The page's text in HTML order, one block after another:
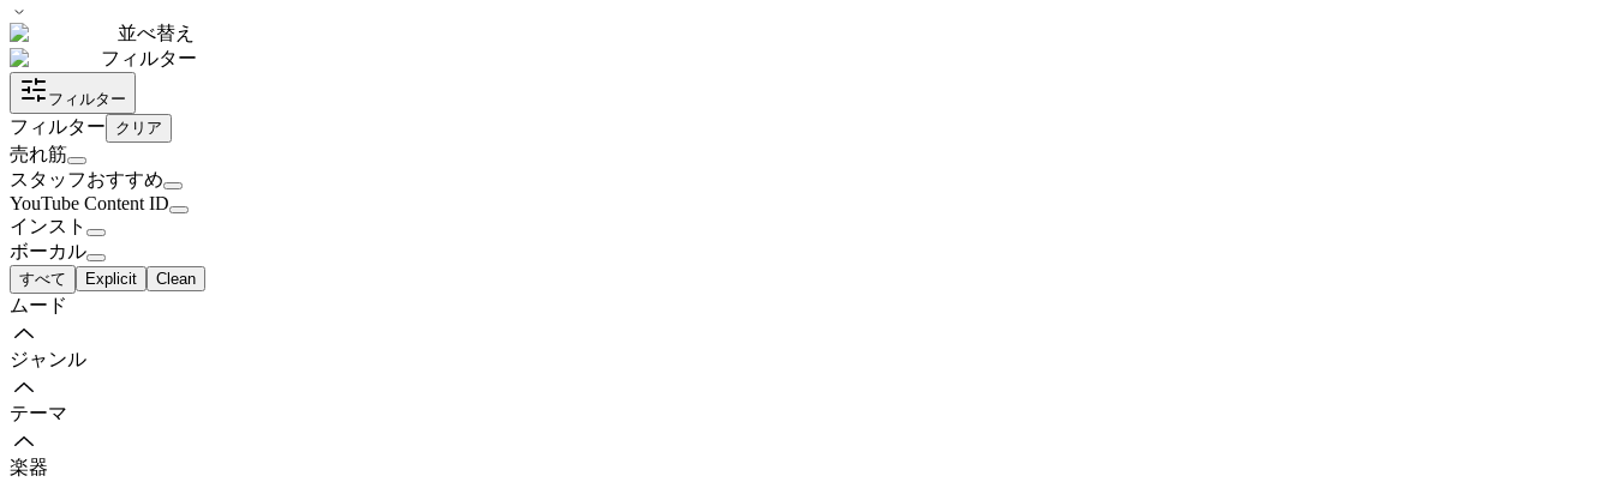
並べ替え
フィルター
フィルター
フィルター クリア
売れ筋
スタッフおすすめ
YouTube Content ID
インスト
ボーカル
すべて Explicit Clean
ムード
ジャンル
テーマ
楽器